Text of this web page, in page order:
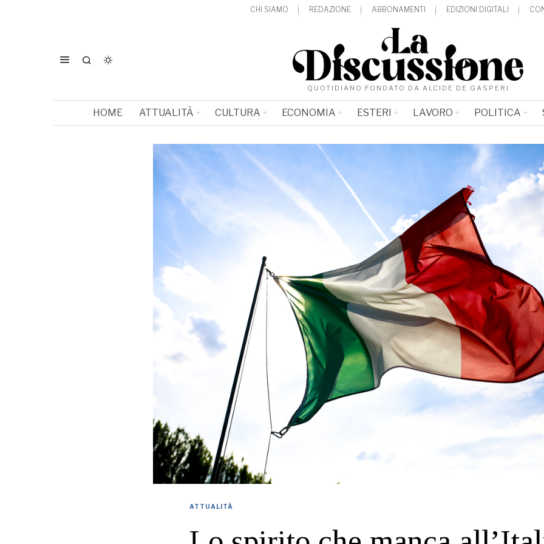
CHI SIAMO REDAZIONE ABBONAMENTI EDIZIONI DIGITALI
QUOTIDIANO FONDATO DA ALCIDE DE GASPERI
HOME ATTUALITÀ CULTURA ECONOMIA ESTERI LAVORO POLITICA
ATTUALITÀ